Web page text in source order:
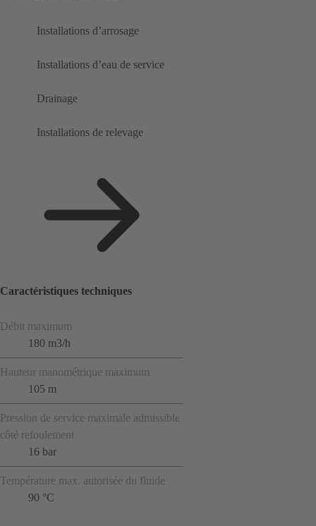
Installations d’arrosage
Installations d’eau de service
Drainage
Installations de relevage
Caractéristiques techniques
Débit maximum
180 m3/h
Hauteur manométrique maximum
105 m
Pression de service maximale admissible
côté refoulement
16 bar
Température max. autorisée du fluide
90 °C